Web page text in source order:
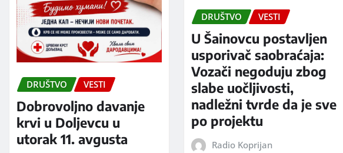
DRUŠTVO VESTI
Dobrovoljno davanje
krvi u Doljevcu u
utorak 11. avgusta
DRUŠTVO VESTI
U Šainovcu postavljen
usporivač saobraćaja:
Vozači negoduju zbog
slabe uočljivosti,
nadležni tvrde da je sve
po projektu
Radio Koprijan